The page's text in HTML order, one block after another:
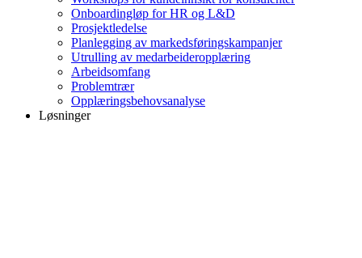
Onboardingløp for HR og L&D
Prosjektledelse
Planlegging av markedsføringskampanjer
Utrulling av medarbeideropplæring
Arbeidsomfang
Problemtrær
Opplæringsbehovsanalyse
Løsninger